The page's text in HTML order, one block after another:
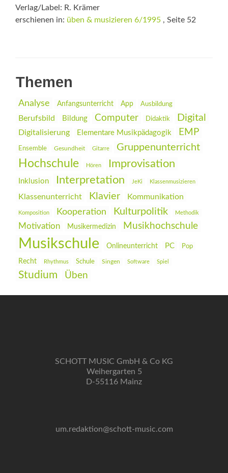
Verlag/Label: R. Krämer
erschienen in: üben & musizieren 6/1995 , Seite 52
Themen
Analyse Anfangsunterricht App Ausbildung
Berufsbild Bildung Computer Didaktik Digital
Digitalisierung Elementare Musikpädagogik EMP
Ensemble Gesundheit Gitarre Gruppenunterricht
Hochschule Hören Improvisation
Inklusion Interpretation JeKi Klassenmusizieren
Klassenunterricht Klavier Kommunikation
Komposition Kooperation Kulturpolitik Methodik
Motivation Musikermedizin Musikhochschule
Musikschule Onlineunterricht PC Pop
Recht Rhythmus Schule Singen Software Spiel
Studium Üben
SCHOTT MUSIC GmbH & Co KG
Weihergarten 5
D-55116 Mainz
um.redaktion@schott-music.com